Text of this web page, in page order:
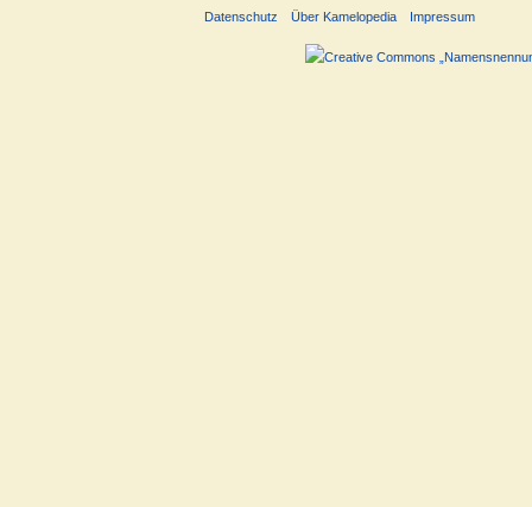
Datenschutz Über Kamelopedia Impressum